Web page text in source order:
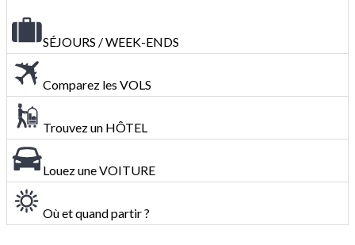
SÉJOURS / WEEK-ENDS
Comparez les VOLS
Trouvez un HÔTEL
Louez une VOITURE
Où et quand partir ?